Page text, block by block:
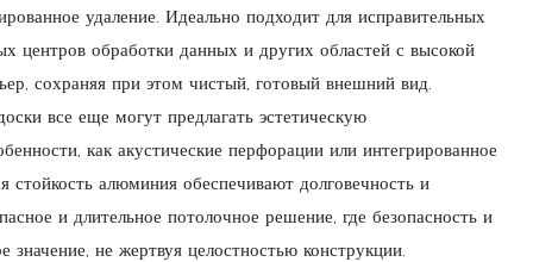
удаление. Идеально подходит для исправительных
центров обработки данных и других областей с высокой
сохраняя при этом чистый, готовый внешний вид.
все еще могут предлагать эстетическую
как акустические перфорации или интегрированное
алюминия обеспечивают долговечность и
и длительное потолочное решение, где безопасность и
не жертвуя целостностью конструкции.